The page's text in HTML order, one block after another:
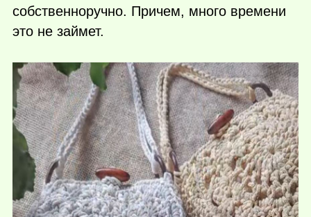
собственноручно. Причем, много времени
это не займет.